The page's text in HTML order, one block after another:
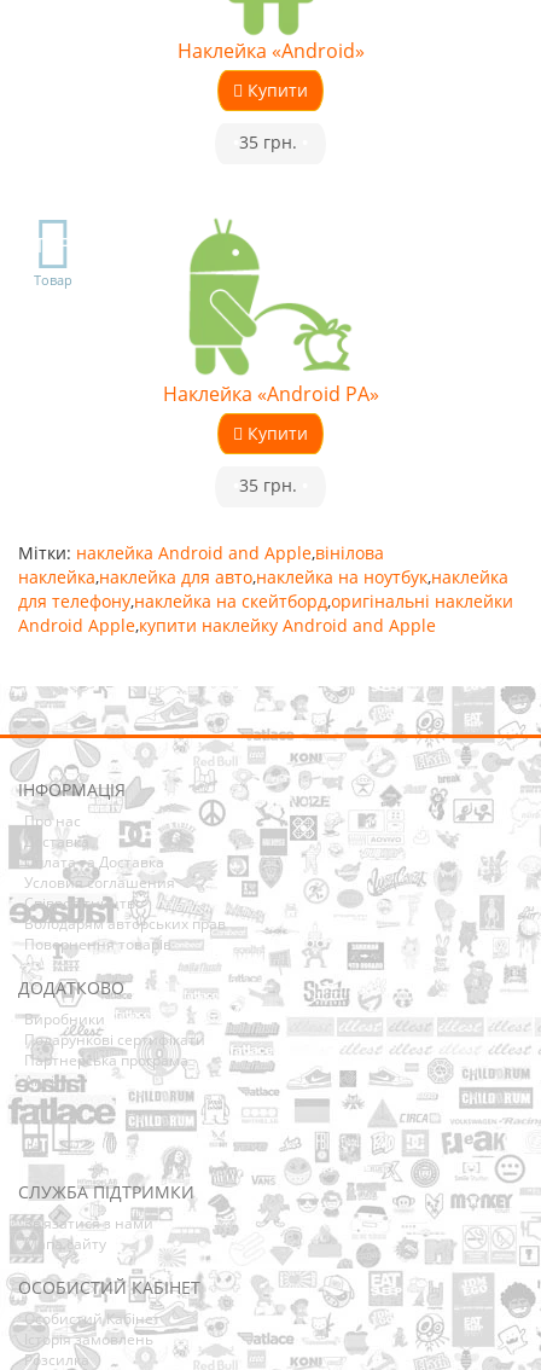
Наклейка «Android»
Купити
35 грн.
TOP
Товар
Наклейка «Android PA»
Купити
35 грн.
Мітки: наклейка Android and Apple,вінілова
наклейка,наклейка для авто,наклейка на ноутбук,наклейка
для телефону,наклейка на скейтборд,оригінальні наклейки
Android Apple,купити наклейку Android and Apple
ІНФОРМАЦІЯ
Про нас
Доставка
Оплата та Доставка
Условия соглашения
Співробітництво
Володарям авторських прав
Повернення товарів
ДОДАТКОВО
Виробники
Подарункові сертифікати
Партнерська програма
Акції
СЛУЖБА ПІДТРИМКИ
Зв’язатися з нами
Мапа сайту
ОСОБИСТИЙ КАБІНЕТ
Особистий Кабінет
Історія замовлень
Розсилка